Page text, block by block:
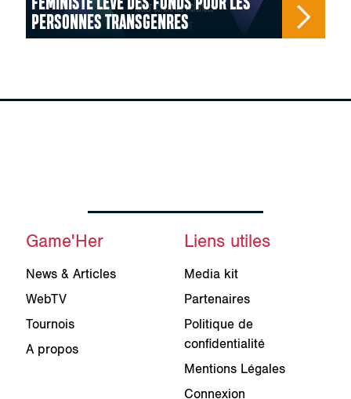
PERSONNES TRANSGENRES
Game'Her
News & Articles
WebTV
Tournois
A propos
Liens utiles
Media kit
Partenaires
Politique de
confidentialité
Mentions Légales
Connexion